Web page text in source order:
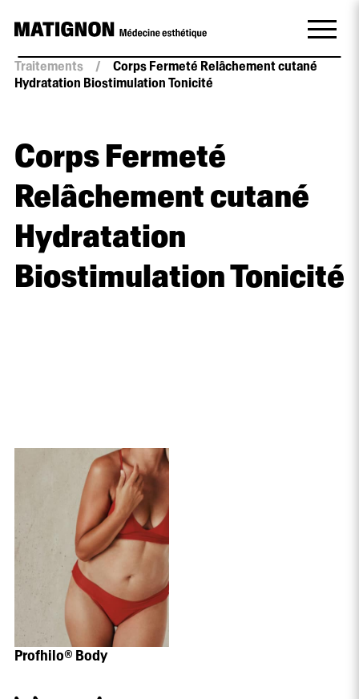
Traitements /
Corps Fermeté Relâchement cutané
Hydratation Biostimulation Tonicité
Corps Fermeté
Relâchement cutané
Hydratation
Biostimulation Tonicité
Profhilo® Body